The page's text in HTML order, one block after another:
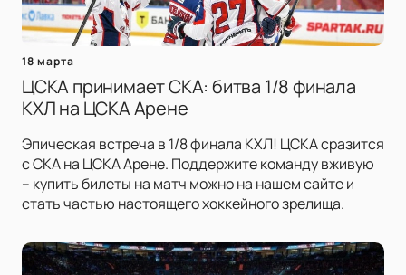
18 марта
ЦСКА принимает СКА: битва 1/8 финала
КХЛ на ЦСКА Арене
Эпическая встреча в 1/8 финала КХЛ! ЦСКА сразится
с СКА на ЦСКА Арене. Поддержите команду вживую
– купить билеты на матч можно на нашем сайте и
стать частью настоящего хоккейного зрелища.